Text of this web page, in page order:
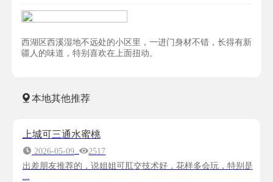
西湖区西溪湿地不远处的小区里，一进门身材不错，长得有新
疆人的味道，特别喜欢在上面扭动。
本地其他推荐
上城可三通水蜜桃
2026-05-09
2517
出差朋友推荐的，说姐姐可肛交技术好，花样多会玩，特别是
...